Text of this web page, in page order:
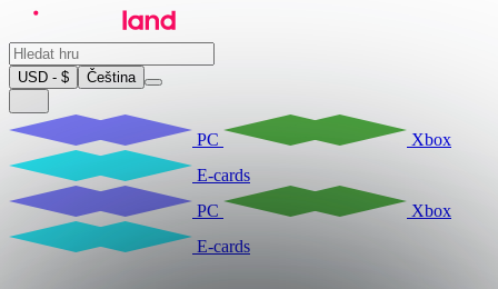
USD - $ Čeština
PC
Xbox
E-cards
PC
Xbox
E-cards